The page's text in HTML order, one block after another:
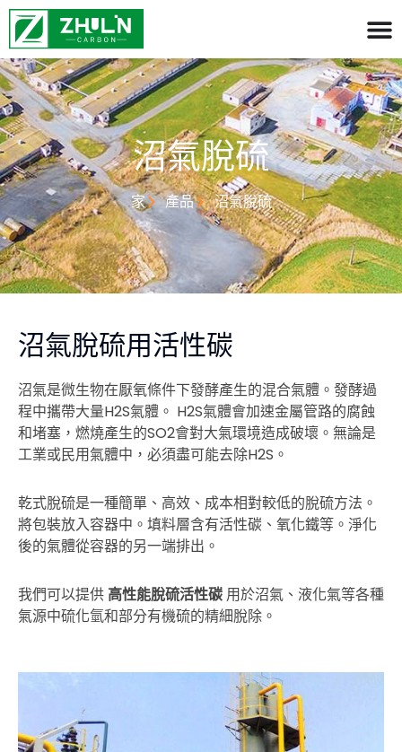
沼氣脫硫
家 產品 沼氣脫硫
沼氣脫硫用活性碳
沼氣是微生物在厭氧條件下發酵產生的混合氣體。發酵過
程中攜帶大量H2S氣體。 H2S氣體會加速金屬管路的腐蝕
和堵塞，燃燒產生的SO2會對大氣環境造成破壞。無論是
工業或民用氣體中，必須盡可能去除H2S。
乾式脫硫是一種簡單、高效、成本相對較低的脫硫方法。
將包裝放入容器中。填料層含有活性碳、氧化鐵等。淨化
後的氣體從容器的另一端排出。
我們可以提供 高性能脫硫活性碳 用於沼氣、液化氣等各種
氣源中硫化氫和部分有機硫的精細脫除。